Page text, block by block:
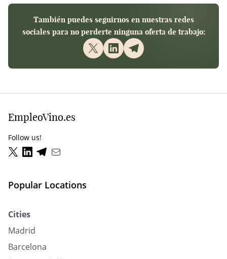
También puedes seguirnos en nuestras redes
sociales para no perderte ninguna oferta de trabajo:
EmpleoVino.es
Follow us!
Popular Locations
Cities
Madrid
Barcelona